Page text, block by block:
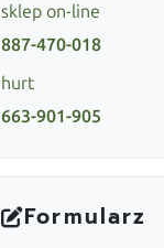
sklep on-line
887-470-018
hurt
663-901-905
Formularz